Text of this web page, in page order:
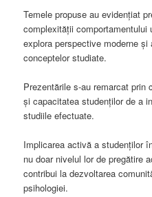
Temele propuse au evidențiat
complexității comportamentului
explora perspective moderne
conceptelor studiate.
Prezentările s-au remarcat prin
și capacitatea studenților de a
studiile efectuate.
Implicarea activă a studenților
nu doar nivelul lor de pregătire
contribui la dezvoltarea
psihologiei.